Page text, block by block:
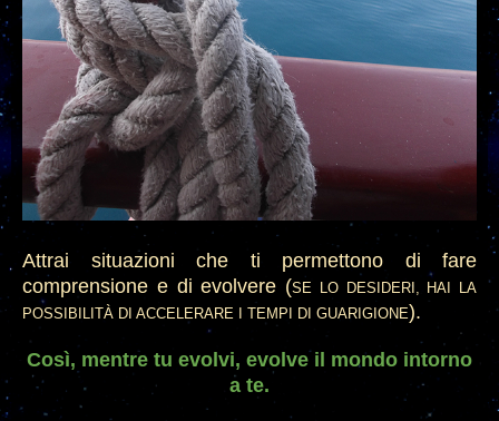
Attrai situazioni che ti permettono di fare
comprensione e di evolvere (SE LO DESIDERI, HAI LA
POSSIBILITÀ DI ACCELERARE I TEMPI DI GUARIGIONE).
Così, mentre tu evolvi, evolve il mondo intorno
a te.